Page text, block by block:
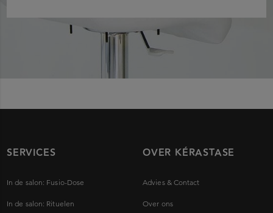
SERVICES
In de salon: Fusio-Dose
In de salon: Rituelen
OVER KÉRASTASE
Advies & Contact
Over ons